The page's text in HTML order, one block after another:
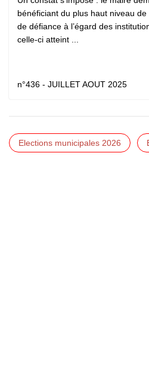
bénéficiant du plus haut niveau
de défiance à l’égard des
celle-ci atteint ...
n°436 - JUILLET AOUT 2025
Elections municipales 2026